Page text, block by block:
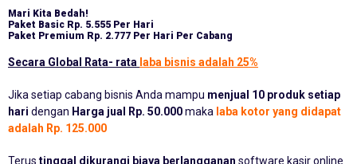
Mari Kita Bedah!
Paket Basic Rp. 5.555 Per Hari
Paket Premium Rp. 2.777 Per Hari Per Cabang
Secara Global Rata- rata laba bisnis adalah 25%
Jika setiap cabang bisnis Anda mampu menjual 10 produk setiap
hari dengan Harga jual Rp. 50.000maka laba kotor yang didapat
adalah Rp. 125.000
Terus tinggal dikurangi biaya berlangganan software kasir online